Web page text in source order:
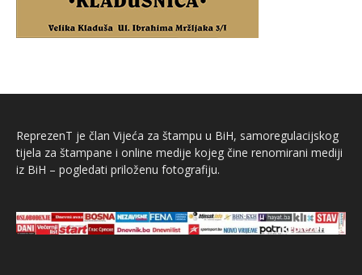
ReprezenT je član Vijeća za štampu u BiH, samoregulacijskog
tijela za štampane i online medije kojeg čine renomirani mediji
iz BiH – pogledati priloženu fotografiju.